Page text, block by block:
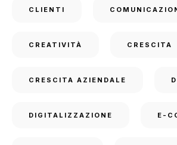
CLIENTI
CREATIVITÀ CRESCITA
CRESCITA AZIENDALE
DIGITALIZZAZIONE E-